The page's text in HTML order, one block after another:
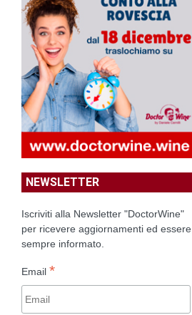
NEWSLETTER
Iscriviti alla Newsletter "DoctorWine"
per ricevere aggiornamenti ed essere
sempre informato.
Email *